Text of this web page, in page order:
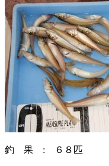
釣 果 : ６８匹